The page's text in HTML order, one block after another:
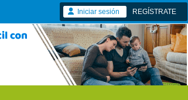
Iniciar sesión REGÍSTRATE